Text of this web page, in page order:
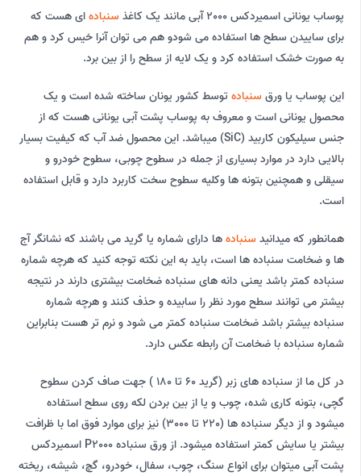
پوساب یونانی اسمیردکس 2000 آبی مانند یک کاغذ سنبادهای هست که
برای ساییدن سطح ها استفاده می شودو هم می توان آنرا خیس کرد و هم
به صورت خشک استفاده کرد و یک لایه از سطح را از بین برد.
این پوساب یا ورق سنباده توسط کشور یونان ساخته شده است و یک
محصول یونانی است و معروف به پوساب پشت آبی یونانی هست که از
جنس سیلیکون کاربید (SiC) میباشد. این محصول ضد آب که کیفیت بسیار
بالایی دارد در موارد بسیاری از جمله در سطوح چوبی، سطوح خودرو و
سیقلی و همچنین بتونه ها وکلیه سطوح سخت کاربرد دارد و قابل استفاده
است.
همانطور که میدانید سنبادهها دارای شماره یا گرید می باشند که نشانگر آج
ها و ضخامت سنباده ها است، باید به این نکته توجه کنید که هرچه شماره
سنباده کمتر باشد یعنی دانه های سنباده ضخامت بیشتری دارند در نتیجه
بیشتر می توانند سطح مورد نظر را سابیده و حذف کنند و هرچه شماره
سنباده بیشتر باشد ضخامت سنباده کمتر می شود و نرم تر هست بنابراین
شماره سنباده با ضخامت آن رابطه عکس دارد.
در کل ما از سنباده های زبر (گرید 60 تا 180 ) جهت صاف کردن سطوح
گچی، بتونه کاری شده، چوب و یا از بین بردن لکه روی سطح استفاده
میشود و از دیگر سنباده ها (220 تا 3000) نیز برای موارد فوق اما با ظرافت
بیشتر یا سایش کمتر استفاده میشود. از ورق سنباده P2000 اسمیردکس
پشت آبی میتوان برای انواع سنگ، چوب، سفال، خودرو، گچ، شیشه، ریخته